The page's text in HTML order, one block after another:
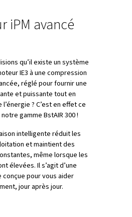
d’air et
qui ont expressément besoin d’air
pression, cette solution est la
pour suivre le rythme des
des pompes multi-étagées
pour fournir une
sans manquer de rythme. Vous
de purification intégré et des
qui garantissent un